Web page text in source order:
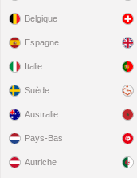
Belgique
Espagne
Italie
Suède
Australie
Pays-Bas
Autriche